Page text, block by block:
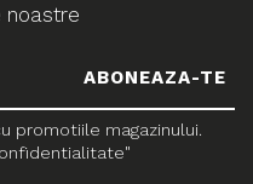
noastre
promotiile magazinului.